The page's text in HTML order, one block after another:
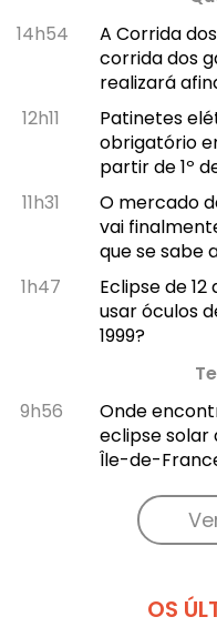
14h54
A Corrida
corrida dos
realizará
12h11
Patinetes
obrigatório
partir de 1º
11h31
O mercado
vai
que se sabe
1h47
Eclipse de
usar óculos
1999?
9h56
Onde
eclipse solar
Île-de-
OS